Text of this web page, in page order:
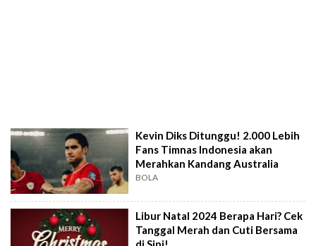
Kevin Diks Ditunggu! 2.000 Lebih
Fans Timnas Indonesia akan
Merahkan Kandang Australia
BOLA
Libur Natal 2024 Berapa Hari? Cek
Tanggal Merah dan Cuti Bersama